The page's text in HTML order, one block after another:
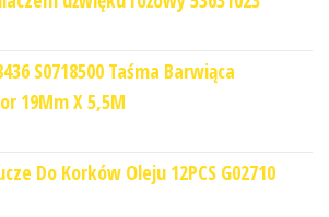
S0718500 Taśma Barwiąca
19Mm X 5,5M
Do Korków Oleju 12PCS G02710